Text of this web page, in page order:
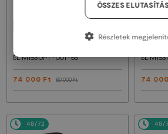
EGYFÓKUSZÚ LENCSÉVEL PLUSZ
SL M153 OPT - 001 - 55
74 000 Ft 89 000 Ft
SL M153
74
48/72 48/
ÖSSZES
Részletek